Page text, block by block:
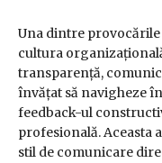
Una dintre
cultura
transparență,
învățat să navigheze
feedback-ul
profesională. Aceasta
stil de comunicare